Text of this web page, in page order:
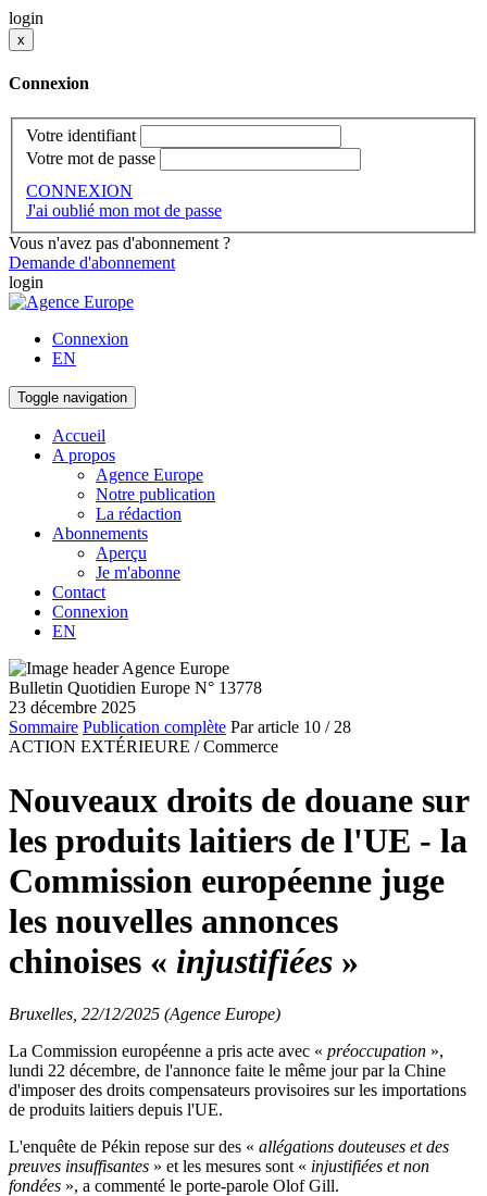
login
x
Connexion
Votre identifiant
Votre mot de passe
CONNEXION
J'ai oublié mon mot de passe
Vous n'avez pas d'abonnement ?
Demande d'abonnement
login
Connexion
EN
Toggle navigation
Accueil
A propos
Agence Europe
Notre publication
La rédaction
Abonnements
Aperçu
Je m'abonne
Contact
Connexion
EN
Bulletin Quotidien Europe N° 13778
23 décembre 2025
Sommaire Publication complète Par article 10 / 28
ACTION EXTÉRIEURE / Commerce
Nouveaux droits de douane sur
les produits laitiers de l'UE - la
Commission européenne juge
les nouvelles annonces
chinoises « injustifiées »
Bruxelles, 22/12/2025 (Agence Europe)
La Commission européenne a pris acte avec « préoccupation »,
lundi 22 décembre, de l'annonce faite le même jour par la Chine
d'imposer des droits compensateurs provisoires sur les importations
de produits laitiers depuis l'UE.
L'enquête de Pékin repose sur des « allégations douteuses et des
preuves insuffisantes » et les mesures sont « injustifiées et non
fondées », a commenté le porte-parole Olof Gill.